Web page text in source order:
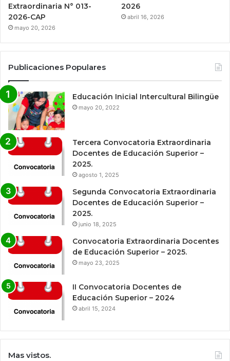
Extraordinaria N° 013-
2026-CAP
mayo 20, 2026
2026
abril 16, 2026
Publicaciones Populares
Educación Inicial Intercultural Bilingüe
mayo 20, 2022
Tercera Convocatoria Extraordinaria
Docentes de Educación Superior –
2025.
agosto 1, 2025
Segunda Convocatoria Extraordinaria
Docentes de Educación Superior –
2025.
junio 18, 2025
Convocatoria Extraordinaria Docentes
de Educación Superior – 2025.
mayo 23, 2025
II Convocatoria Docentes de
Educación Superior – 2024
abril 15, 2024
Mas vistos.